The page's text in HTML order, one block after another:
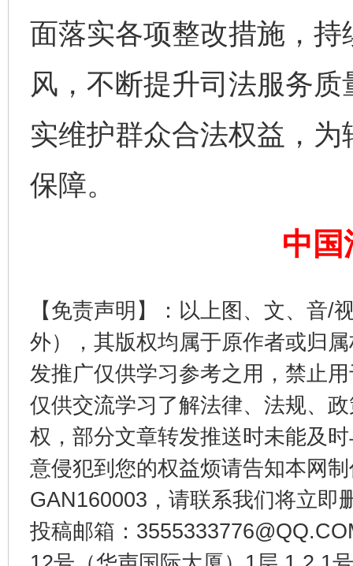
面落实各项整改措施，
风，不断提升司法服务
实维护群众合法权益，
保障。
中国
【免责声明】：以上图、文、音/
外），其版权均属于原作者或归
发推广仅供学习参考之用，禁止
仅供交流学习了解法律、法规、
权，部分文章转发推送时未能及
意侵犯到您的权益烦请告知本网
GAN160003，请联系我们将立即
投稿邮箱：
千年窑火 生生不息
受贿1.44亿！段成刚被判无期 从幼